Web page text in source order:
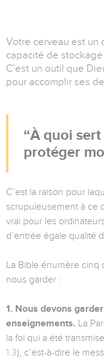
Votre cerveau est un
capacité de
C’est un outil que
pour accomplir ses
À quoi sert
protéger
C’est la raison pour
scrupuleusement à ce
vrai pour les
d’entrée égale qualité
La Bible énumère cinq
nous garder :
1. Nous devons
enseignements. La
la foi qui a été
1.3), c’est-à-dire le